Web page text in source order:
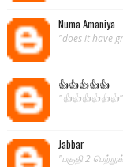
Numa Amaniya
"does it have
👍👍👍👍👍
"👍👍👍👍👍👍"
Jabbar
"பகுதி 2